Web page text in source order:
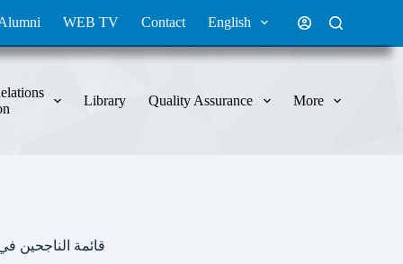
WEB TV Contact English
Library Quality Assurance More
قائمة الناجحين